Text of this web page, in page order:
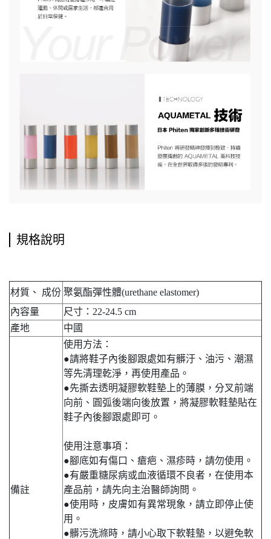
規格說明
材質、 成份 聚氨酯彈性體(urethane elastomer)
內容量
尺寸：22-24.5 cm
產地
中國
備註
使用方法：
●請將鞋子內後腳跟處如有髒汙、油污、潮濕
等先清理乾淨，再使用產品。
●先撕去透明凝膠軟鞋墊上的薄膜，分叉前端
向前、圓弧後端向後放置，將凝膠軟鞋墊貼在
鞋子內後腳跟處即可。
使用注意事項：
●腳底如有傷口、瘡疤、濕疹時，請勿使用。
●有嚴重糖尿病或血液循環不良者，在使用本
產品前，請先向主治醫師詢問。
●使用時，皮膚如有異常現象，請立即停止使
用。
●髒污洗滌時，請小心取下軟鞋墊，以避免軟